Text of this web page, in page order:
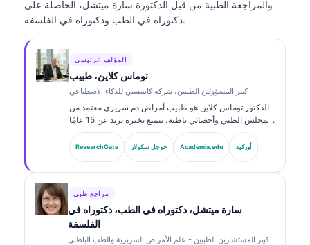
والمراجعة الطبية من قبل الدكتورة سارة ميتشل، الحاصلة على
دكتوراه في الطب ودكتوراه في الفلسفة.
المؤلف الرئيسي
توماس كلاين، طبيب
كبير المسؤولين الطبيين، شركة كانتيستي للذكاء الاصطناعي
الدكتور توماس كلاين هو طبيب أمراض دم سريري معتمد من
المجلس الطبي وأخصائي باطنة، يتمتع بخبرة تزيد عن 15 عامًا
في طب المختبرات والتحليل السريري المدعوم بالذكاء
الاصطناعي. بصفته كبير مسؤولي الشؤون الطبية في
Kantesti AI، يوفّر إشرافًا سريريًا على دقة المعلومات الطبية
ResearchGate جوجل سكولار Academia.edu أوركيد
مراجع طبي
سارة ميتشل، دكتوراه في الطب، دكتوراه في
الفلسفة
كبير المستشارين الطبيين - علم الأمراض السريرية والطب الباطني